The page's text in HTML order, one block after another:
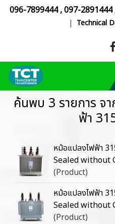
096-7899444,097-2891444
| Technical
ค้นพบ 3 รายการ จ
ฟ้า
หม้อแปลงไฟฟ้า
Sealed without
(Product)
หม้อแปลงไฟฟ้า
Sealed without
(Product)